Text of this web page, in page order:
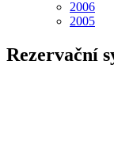
2006
2005
Rezervační